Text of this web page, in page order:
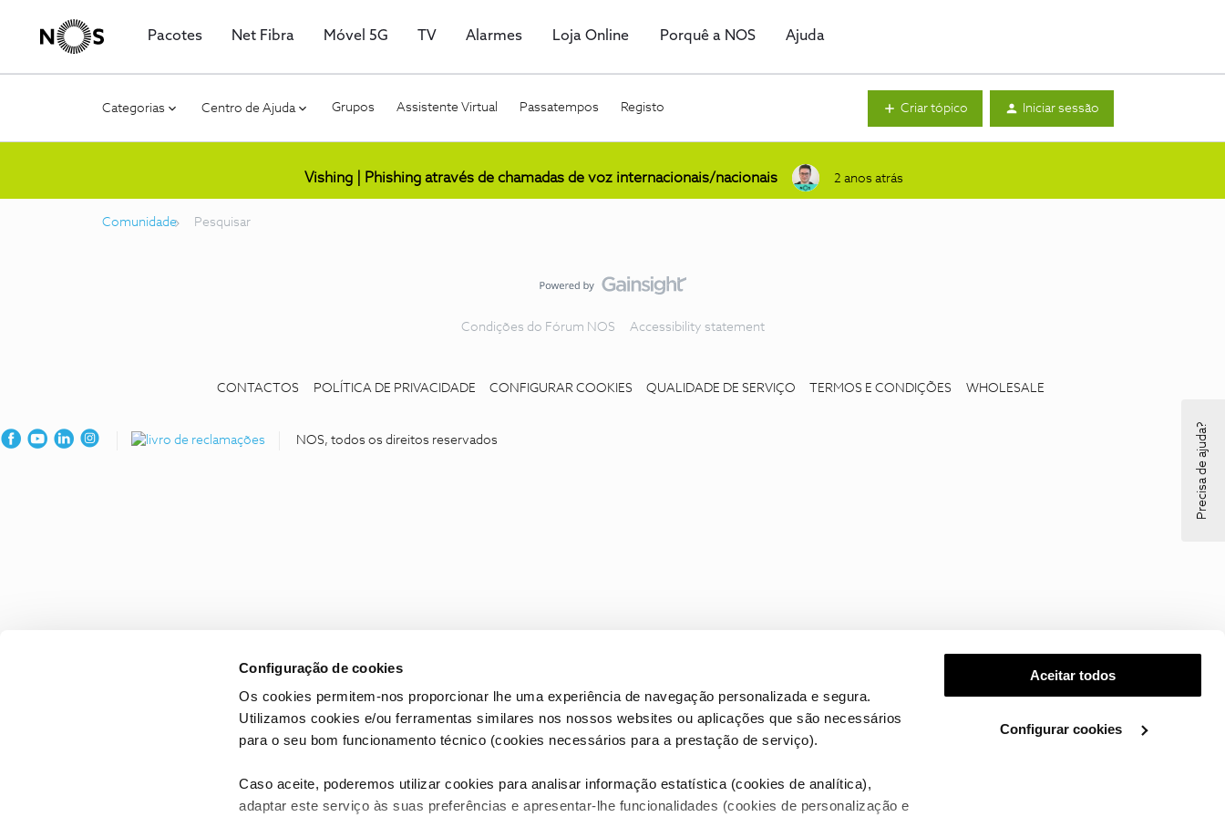
Configuração de cookies
Os cookies permitem-nos proporcionar lhe uma experiência de navegação personalizada e segura.
Utilizamos cookies e/ou ferramentas similares nos nossos websites ou aplicações que são necessários
para o seu bom funcionamento técnico (cookies necessários para a prestação de serviço).
Caso aceite, poderemos utilizar cookies para analisar informação estatística (cookies de analítica),
adaptar este serviço às suas preferências e apresentar-lhe funcionalidades (cookies de personalização e
Aceitar todos
Configurar cookies
Pacotes Net Fibra Móvel 5G TV Alarmes Loja Online Porquê a NOS Ajuda
Categorias Centro de Ajuda Grupos Assistente Virtual Passatempos Registo Criar tópico Iniciar sessão
Vishing | Phishing através de chamadas de voz internacionais/nacionais 2 anos atrás
Comunidade Pesquisar
Condições do Fórum NOS Accessibility statement
CONTACTOS POLÍTICA DE PRIVACIDADE CONFIGURAR COOKIES QUALIDADE DE SERVIÇO TERMOS E CONDIÇÕES WHOLESALE
NOS, todos os direitos reservados Precisa de ajuda?